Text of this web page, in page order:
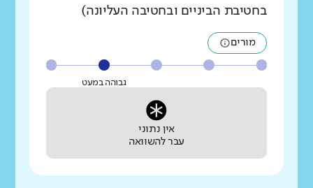
בחטיבת הביניים ובחטיבה העליונה)
מורים
גבוהה במעט
אין נתוני
עבר להשוואה